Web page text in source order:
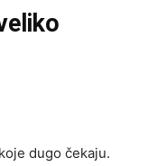
dugo čekaju.